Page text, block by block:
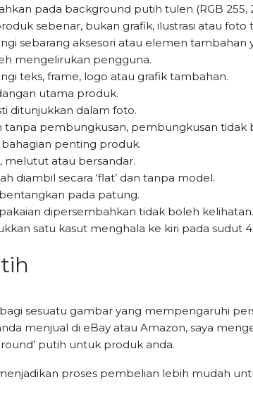
pada background putih tulen (RGB 255,
sebenar, bukan grafik, ilustrasi atau foto
sebarang aksesori atau elemen tambahan
mengelirukan pengguna.
teks, frame, logo atau grafik tambahan.
utama produk.
ditunjukkan dalam foto.
tanpa pembungkusan, pembungkusan tidak
penting produk.
atau bersandar.
diambil secara ‘flat’ dan tanpa model.
pada patung.
dipersembahkan tidak boleh kelihatan.
satu kasut menghala ke kiri pada sudut
sesuatu gambar yang mempengaruhi
menjual di eBay atau Amazon, saya
putih untuk produk anda.
proses pembelian lebih mudah